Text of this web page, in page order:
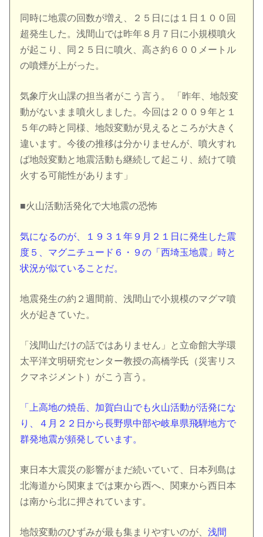
同時に地震の回数が増え、２５日には１日１００回
超発生した。浅間山では昨年８月７日に小規模噴火
が起こり、同２５日に噴火、高さ約６００メートル
の噴煙が上がった。
気象庁火山課の担当者がこう言う。 「昨年、地殻変
動がないまま噴火しました。今回は２００９年と１
５年の時と同様、地殻変動が見えるところが大きく
違います。今後の推移は分かりませんが、噴火すれ
ば地殻変動と地震活動も継続して起こり、続けて噴
火する可能性があります」
■火山活動活発化で大地震の恐怖
気になるのが、１９３１年９月２１日に発生した震
度５、マグニチュード６・９の「西埼玉地震」時と
状況が似ていることだ。
地震発生の約２週間前、浅間山で小規模のマグマ噴
火が起きていた。
「浅間山だけの話ではありません」と立命館大学環
太平洋文明研究センター教授の高橋学氏（災害リス
クマネジメント）がこう言う。
「上高地の焼岳、加賀白山でも火山活動が活発にな
り、４月２２日から長野県中部や岐阜県飛騨地方で
群発地震が頻発しています。
東日本大震災の影響がまだ続いていて、日本列島は
北海道から関東までは東から西へ、関東から西日本
は南から北に押されています。
地殻変動のひずみが最も集まりやすいのが、浅間